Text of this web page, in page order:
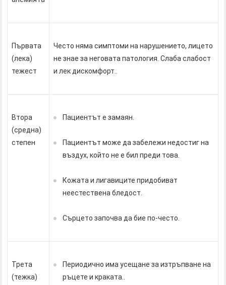
Първата
(лека)
тежест
Често няма симптоми на нарушението, лицето
не знае за неговата патология. Слаба слабост
и лек дискомфорт..
Втора
(средна)
степен
Пациентът е замаян.
Пациентът може да забележи недостиг на
въздух, който не е бил преди това.
Кожата и лигавиците придобиват
неестествена бледост.
Сърцето започва да бие по-често.
Трета
(тежка)
Периодично има усещане за изтръпване на
ръцете и краката..